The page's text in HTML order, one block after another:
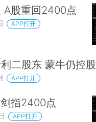
A股重回2400点
APP打开
二股东 蒙牛仍控股
APP打开
指2400点
APP打开